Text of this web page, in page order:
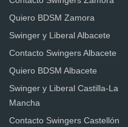
Quiero BDSM Zamora
Swinger y Liberal Albacete
Contacto Swingers Albacete
Quiero BDSM Albacete
Swinger y Liberal Castilla-La
Mancha
Contacto Swingers Castellón